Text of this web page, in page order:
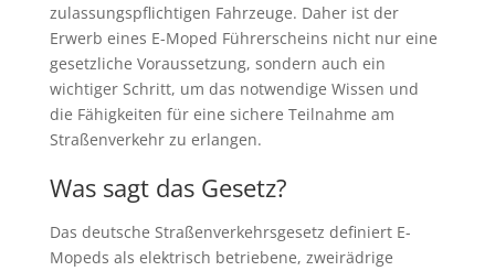
zulassungspflichtigen Fahrzeuge. Daher ist der
Erwerb eines E-Moped Führerscheins nicht nur eine
gesetzliche Voraussetzung, sondern auch ein
wichtiger Schritt, um das notwendige Wissen und
die Fähigkeiten für eine sichere Teilnahme am
Straßenverkehr zu erlangen.
Was sagt das Gesetz?
Das deutsche Straßenverkehrsgesetz definiert E-
Mopeds als elektrisch betriebene, zweirädrige